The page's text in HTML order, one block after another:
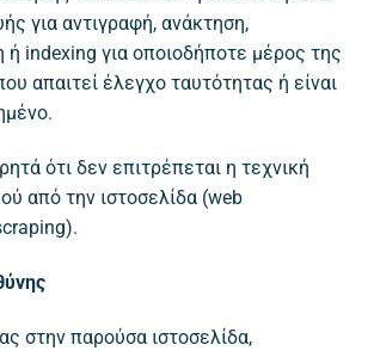
για αντιγραφή, ανάκτηση,
ή indexing για οποιοδήποτε μέρος της
απαιτεί έλεγχο ταυτότητας ή είναι
ότι δεν επιτρέπεται η τεχνική
από την ιστοσελίδα (web
στην παρούσα ιστοσελίδα,